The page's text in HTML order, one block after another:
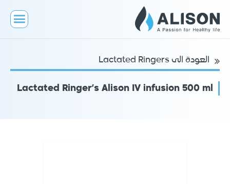
العودة الى Lactated Ringers
Lactated Ringer’s Alison IV infusion 500 ml